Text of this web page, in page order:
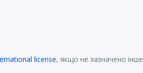
license, якщо не зазначено інше